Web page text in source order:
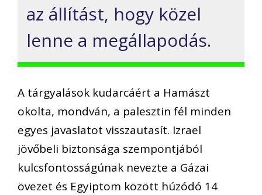
az állítást, hogy közel
lenne a megállapodás.
A tárgyalások kudarcáért a Hamászt
okolta, mondván, a palesztin fél minden
egyes javaslatot visszautasít. Izrael
jövőbeli biztonsága szempontjából
kulcsfontosságúnak nevezte a Gázai
övezet és Egyiptom között húzódó 14